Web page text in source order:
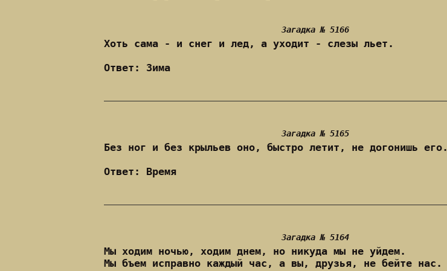
Загадка № 5166
Хоть сама - и снег и лед, а уходит - слезы льет.
Ответ: Зима
Загадка № 5165
Без ног и без крыльев оно, быстро летит, не догонишь его.
Ответ: Время
Загадка № 5164
Мы ходим ночью, ходим днем, но никуда мы не уйдем.
Мы бъем исправно каждый час, а вы, друзья, не бейте нас.